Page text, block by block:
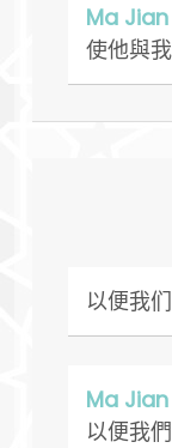
Ma
使他與我
以便我
Ma
以便我